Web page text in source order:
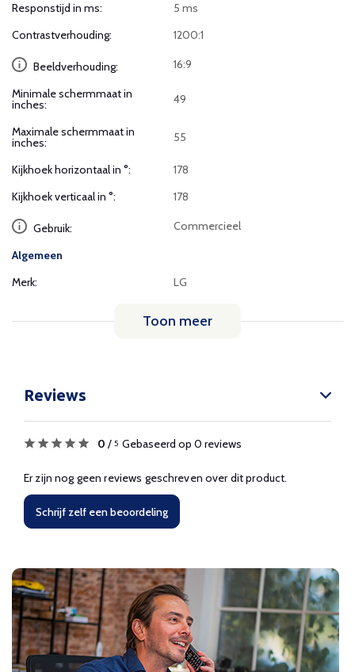
Responstijd in ms:
5 ms
Contrastverhouding:
1200:1
Beeldverhouding: 16:9
Minimale schermmaat in
inches: 49
Maximale schermmaat in
inches: 55
Kijkhoek horizontaal in °:
178
Kijkhoek verticaal in °:
178
Gebruik: Commercieel
Algemeen
Merk:
LG
Toon meer
Reviews
0 / 5 Gebaseerd op 0 reviews
Er zijn nog geen reviews geschreven over dit product.
Schrijf zelf een beoordeling